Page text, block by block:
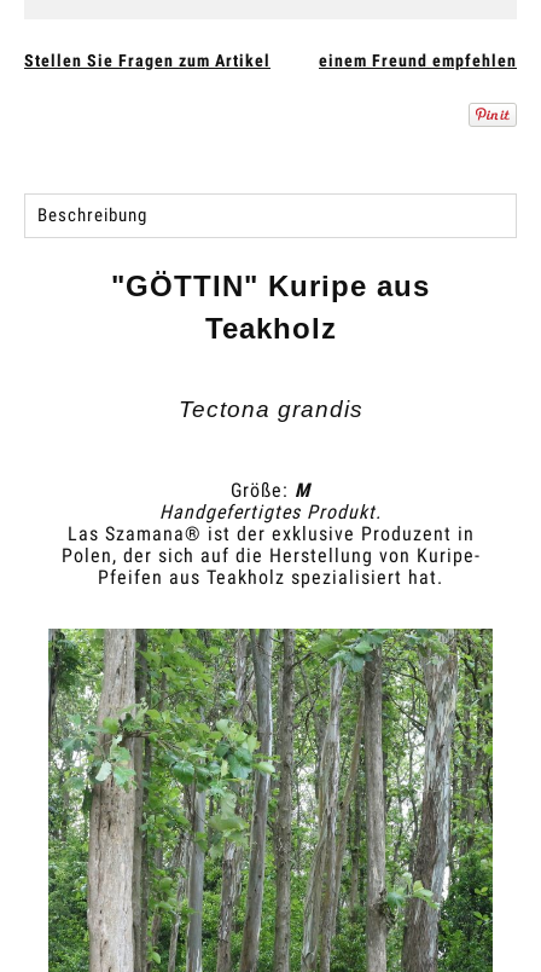
Stellen Sie Fragen zum Artikel einem Freund empfehlen
Beschreibung
"GÖTTIN" Kuripe aus
Teakholz
Tectona grandis
Größe: M
Handgefertigtes Produkt.
Las Szamana® ist der exklusive Produzent in
Polen, der sich auf die Herstellung von Kuripe-
Pfeifen aus Teakholz spezialisiert hat.